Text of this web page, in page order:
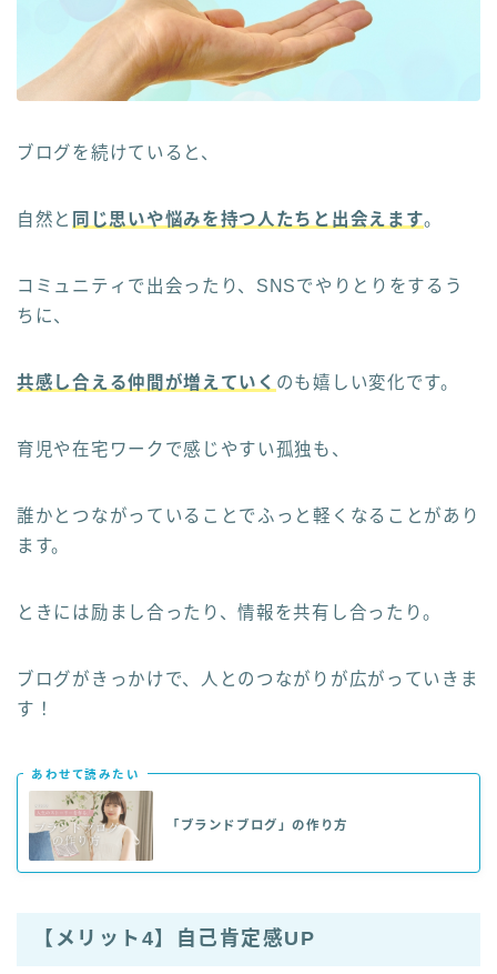
ブログを続けていると、
自然と 同じ思いや悩みを持つ人たちと出会えます。
コミュニティで出会ったり、SNSでやりとりをするう
ちに、
共感し合える仲間が増えていく のも嬉しい変化です。
育児や在宅ワークで感じやすい孤独も、
誰かとつながっていることでふっと軽くなることがあり
ます。
ときには励まし合ったり、情報を共有し合ったり。
ブログがきっかけで、人とのつながりが広がっていきま
す！
あわせて読みたい
「ブランドブログ」の作り方
【メリット4】自己肯定感UP